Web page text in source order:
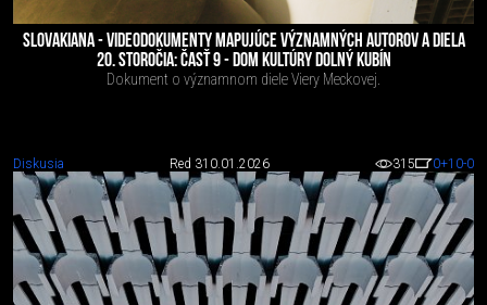
SLOVAKIANA - VIDEODOKUMENTY MAPUJÚCE VÝZNAMNÝCH AUTOROV A DIELA
20. STOROČIA: ČASŤ 9 - DOM KULTÚRY DOLNÝ KUBÍN
Dokument o významnom diele Viery Meckovej.
Diskusia Red 310.01.2026 315 0+10-0